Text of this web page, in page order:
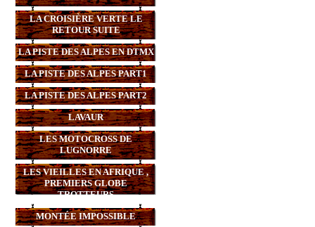
LA CROISIÈRE VERTE LE
RETOUR SUITE
LA PISTE DES ALPES EN DTMX
LA PISTE DES ALPES PART1
LA PISTE DES ALPES PART2
LAVAUR
LES MOTOCROSS DE
LUGNORRE
LES VIEILLES EN AFRIQUE ,
PREMIERS GLOBE
TROTTEURS
MONTÉE IMPOSSIBLE